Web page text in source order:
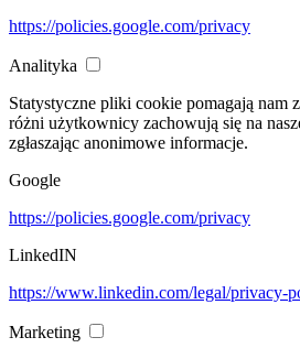
https://policies.google.com/privacy
Analityka
Statystyczne pliki cookie pomagają nam
różni użytkownicy zachowują się na
zgłaszając anonimowe informacje.
Google
https://policies.google.com/privacy
LinkedIN
https://www.linkedin.com/legal/privacy-
Marketing